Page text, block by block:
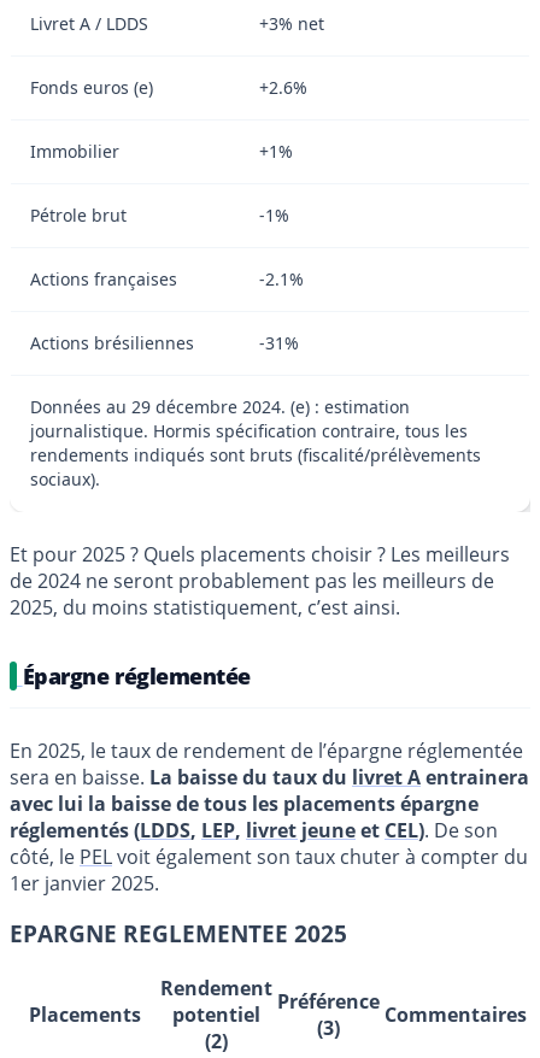
Livret A / LDDS +3% net
Fonds euros (e) +2.6%
Immobilier +1%
Pétrole brut -1%
Actions françaises -2.1%
Actions brésiliennes -31%
Données au 29 décembre 2024. (e) : estimation
journalistique. Hormis spécification contraire, tous les
rendements indiqués sont bruts (fiscalité/prélèvements
sociaux).
Et pour 2025 ? Quels placements choisir ? Les meilleurs
de 2024 ne seront probablement pas les meilleurs de
2025, du moins statistiquement, c’est ainsi.
Épargne réglementée
En 2025, le taux de rendement de l’épargne réglementée
sera en baisse. La baisse du taux du livret Aentrainera
avec lui la baisse de tous les placements épargne
réglementés (LDDS, LEP, livret jeuneet CEL). De son
côté, le PELvoit également son taux chuter à compter du
1er janvier 2025.
EPARGNE REGLEMENTEE 2025
Placements
Rendement
potentiel
(2)
Préférence
(3)
Commentaires